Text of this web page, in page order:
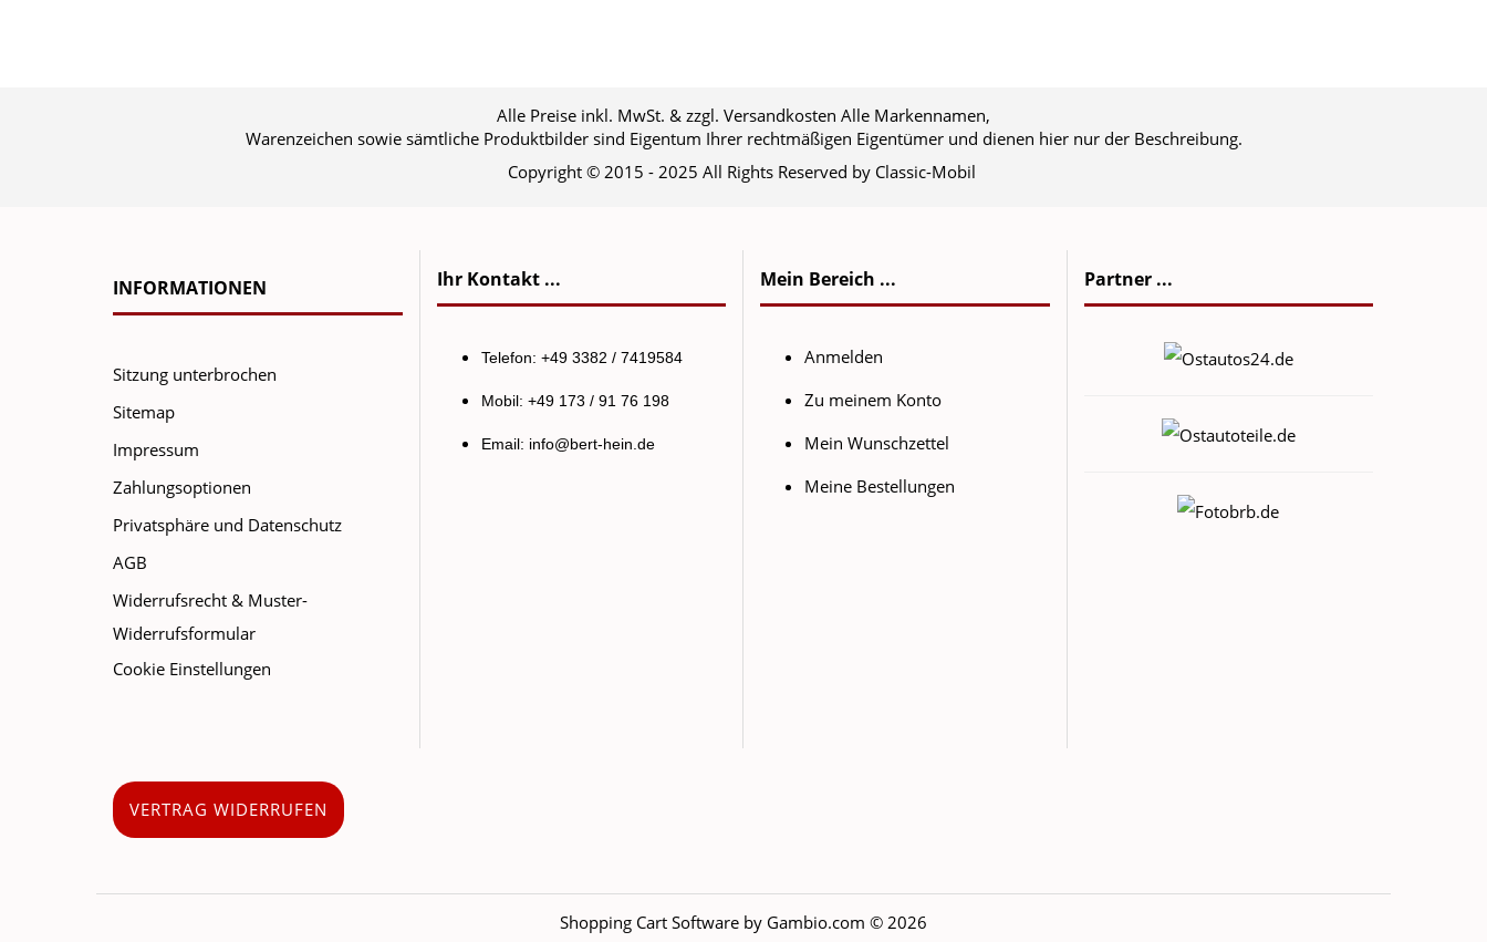
Alle Preise inkl. MwSt. & zzgl. Versandkosten Alle Markennamen,
Warenzeichen sowie sämtliche Produktbilder sind Eigentum Ihrer rechtmäßigen Eigentümer und dienen hier nur der Beschreibung.
Copyright © 2015 - 2025 All Rights Reserved by Classic-Mobil
INFORMATIONEN
Sitzung unterbrochen
Sitemap
Impressum
Zahlungsoptionen
Privatsphäre und Datenschutz
AGB
Widerrufsrecht & Muster-
Widerrufsformular
Cookie Einstellungen
Ihr Kontakt ...
Telefon: +49 3382 / 7419584
Mobil: +49 173 / 91 76 198
Email: info@bert-hein.de
Mein Bereich ...
Anmelden
Zu meinem Konto
Mein Wunschzettel
Meine Bestellungen
Partner ...
VERTRAG WIDERRUFEN
Shopping Cart Software by Gambio.com © 2026